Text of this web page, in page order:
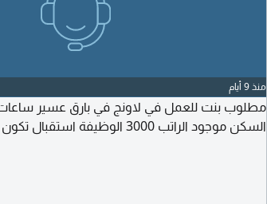
منذ 9 أيام
السكن موجود الراتب 3000 الوظيفة استقبال تكون من داخل المملكة